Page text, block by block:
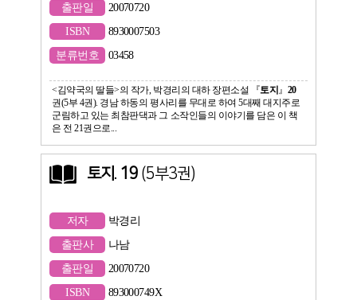
출판일
20070720
ISBN
8930007503
분류번호
03458
<김약국의 딸들>의 작가, 박경리의 대하 장편소설 『토지 』 20
권(5부 4권). 경남 하동의 평사리를 무대로 하여 5대째 대지주로
군림하고 있는 최참판댁과 그 소작인들의 이야기를 담은 이 책
은 전 21권으로...
토지 . 19 (5부3권)
저자
박경리
출판사
나남
출판일
20070720
ISBN
893000749X